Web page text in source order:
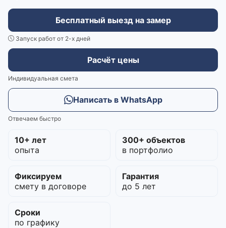
Бесплатный выезд на замер
Запуск работ от 2-х дней
Расчёт цены
Индивидуальная смета
Написать в WhatsApp
Отвечаем быстро
10+ лет
опыта
300+ объектов
в портфолио
Фиксируем
смету в договоре
Гарантия
до 5 лет
Сроки
по графику